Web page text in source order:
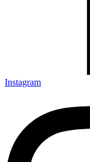
Instagram